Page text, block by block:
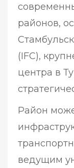
районов,
(IFC),
центра в
Район
ведущим